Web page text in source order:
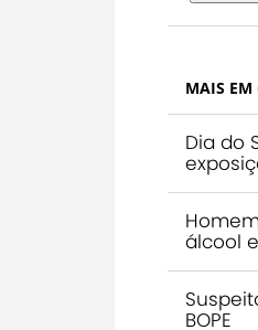
MAIS EM
Dia do
álcool
BOPE